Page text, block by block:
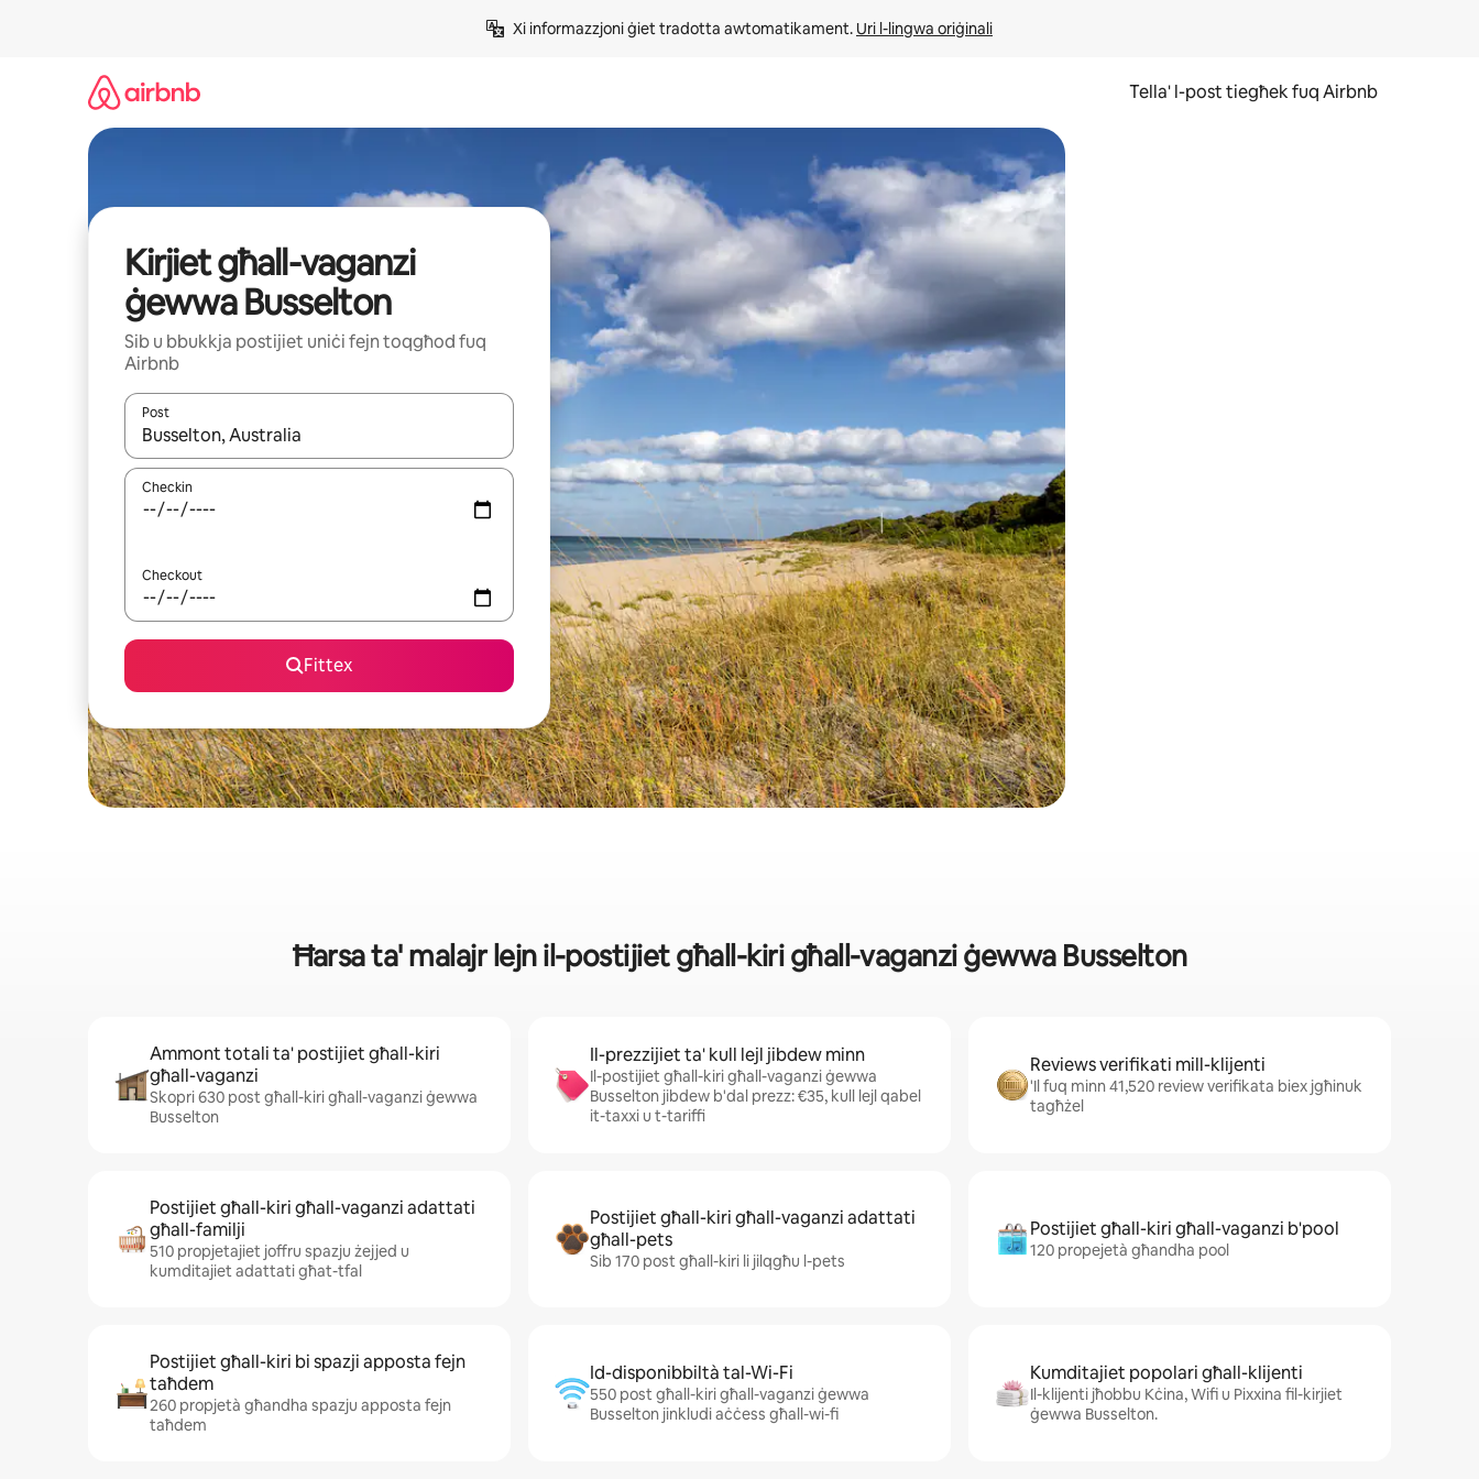
Xi informazzjoni ġiet tradotta awtomatikament. Uri l-lingwa oriġinali
Tella' l-post tiegħek fuq Airbnb
Kirjiet għall-vaganzi
ġewwa Busselton
Sib u bbukkja postijiet uniċi fejn toqgħod fuq
Airbnb
Post
Meta r-riżultati jkunu disponibbli, tista' tmur minn riżultat għall-ieħor bil-buttuni tal-vleġeġ 'il fuq jew 'l isfel jew billi tmiss u tmexxi subgħajk fuq l-iskrin.
Checkin
Checkout
Fittex
Ħarsa ta' malajr lejn il-postijiet għall-kiri għall-vaganzi ġewwa Busselton
Ammont totali ta' postijiet għall-kiri
għall-vaganzi
Skopri 630 post għall-kiri għall-vaganzi ġewwa
Busselton
Il-prezzijiet ta' kull lejl jibdew minn
Il-postijiet għall-kiri għall-vaganzi ġewwa
Busselton jibdew b'dal prezz: €35, kull lejl qabel
it-taxxi u t-tariffi
Reviews verifikati mill-klijenti
'Il fuq minn 41,520 review verifikata biex jgħinuk
tagħżel
Postijiet għall-kiri għall-vaganzi adattati
għall-familji
510 propjetajiet joffru spazju żejjed u
kumditajiet adattati għat-tfal
Postijiet għall-kiri għall-vaganzi adattati
għall-pets
Sib 170 post għall-kiri li jilqgħu l-pets
Postijiet għall-kiri għall-vaganzi b'pool
120 propejetà għandha pool
Postijiet għall-kiri bi spazji apposta fejn
taħdem
260 propjetà għandha spazju apposta fejn
taħdem
Id-disponibbiltà tal-Wi-Fi
550 post għall-kiri għall-vaganzi ġewwa
Busselton jinkludi aċċess għall-wi-fi
Kumditajiet popolari għall-klijenti
Il-klijenti jħobbu Kċina, Wifi u Pixxina fil-kirjiet
ġewwa Busselton.